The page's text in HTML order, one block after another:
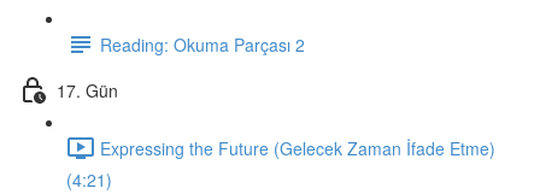
Reading: Okuma Parçası 2
17. Gün
Expressing the Future (Gelecek Zaman İfade Etme)
(4:21)